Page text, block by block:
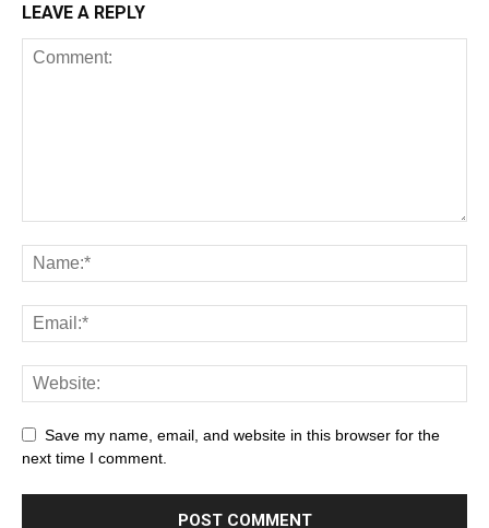
LEAVE A REPLY
Save my name, email, and website in this browser for the
next time I comment.